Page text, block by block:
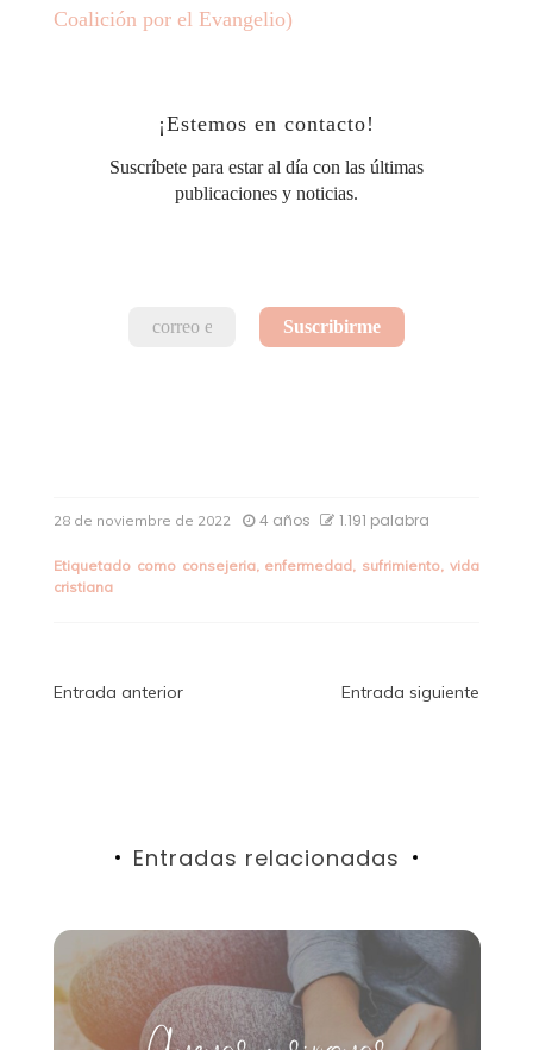
Coalición por el Evangelio)
¡Estemos en contacto!
Suscríbete para estar al día con las últimas
publicaciones y noticias.
28 de noviembre de 2022 4 años 1.191 palabra
Etiquetado como consejeria, enfermedad, sufrimiento,vida
cristiana
Navegación
Entrada anterior Entrada siguiente
Entradas relacionadas